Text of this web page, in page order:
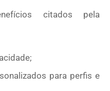
citados pela
para perfis e